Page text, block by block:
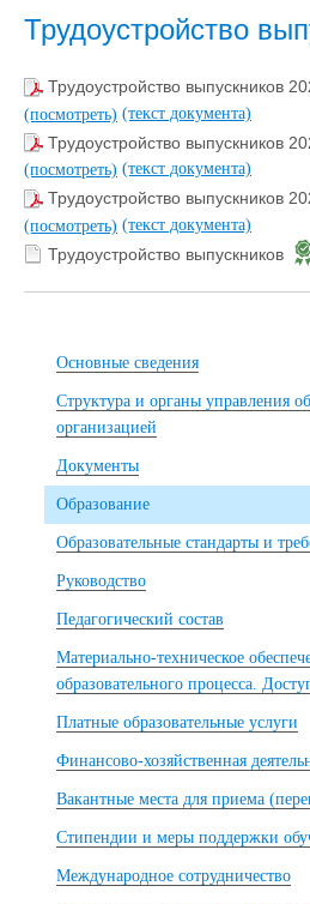
Трудоустройство
Трудоустройство выпускников
(посмотреть) (текст документа)
Трудоустройство выпускников
(посмотреть) (текст документа)
Трудоустройство выпускников
(посмотреть) (текст документа)
Трудоустройство выпускников
Основные сведения
Структура и органы управления
организацией
Документы
Образование
Образовательные стандарты и
Руководство
Педагогический состав
Материально-техническое
образовательного процесса.
Платные образовательные услуги
Финансово-хозяйственная
Вакантные места для приема
Стипендии и меры поддержки
Международное сотрудничество